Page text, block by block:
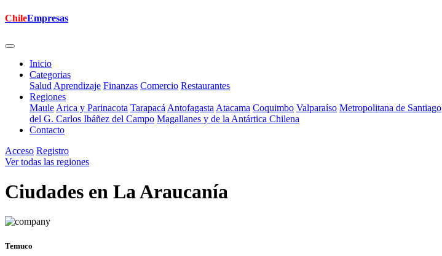
ChileEmpresas
Inicio
Categorias
Salud Aprendizaje Finanzas Comercio Restaurantes
Regiones
Maule Arica y Parinacota Tarapacá Antofagasta Atacama Coquimbo Valparaíso Metropolitana de Santiago
del G. Carlos Ibáñez del Campo Magallanes y de la Antártica Chilena
Contacto
Acceso Registro
Ver todas las regiones
Ciudades en La Araucanía
Temuco